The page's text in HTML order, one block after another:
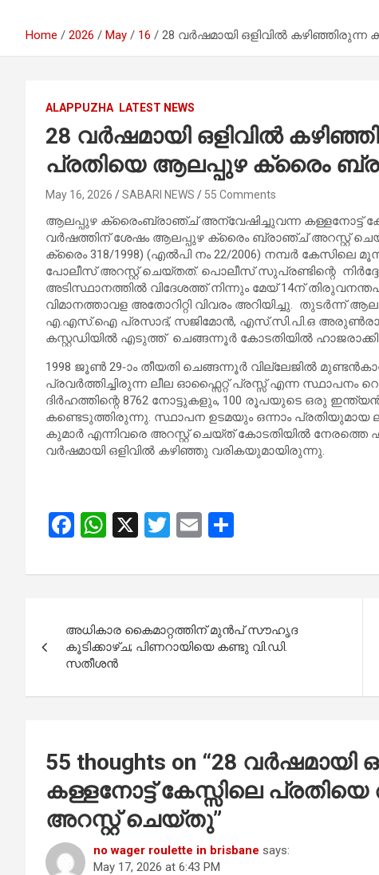
Home 2026 May 16 28 വർഷമായി ഒളിവിൽ
ALAPPUZHA LATEST NEWS
28 വർഷമായി ഒളിവിൽ
പ്രതിയെ ആലപ്പുഴ ക്രൈം
May 16, 2026 SABARI NEWS 55 Comments
ആലപ്പുഴ ക്രൈംബ്രാഞ്ച് അന്വേഷിച്ചുവന്ന കള്ളനോട്ട്
വർഷത്തിന് ശേഷം ആലപ്പുഴ ക്രൈം ബ്രാഞ്ച് അറസ്റ്റ്
ക്രൈം 318/1998) (എൽപി നം 22/2006) നമ്പർ കേസിലെ
പോലീസ് അറസ്റ്റ് ചെയ്തത്. പൊലീസ് സുപ്രണ്ടിന്റെ
അടിസ്ഥാനത്തിൽ വിദേശത്ത് നിന്നും മേയ് 14ന്
വിമാനത്താവള അതോറിറ്റി വിവരം അറിയിച്ചു.
എ.എസ്.ഐ പ്രസാദ്, സജിമോൻ, എസ്.സി.പി.ഒ അരുൺരാജ്,
കസ്റ്റഡിയിൽ എടുത്ത് ചെങ്ങന്നൂർ കോടതിയിൽ
1998 ജൂൺ 29-ാം തീയതി ചെങ്ങന്നൂർ വില്ലേജിൽ
പ്രവർത്തിച്ചിരുന്ന ലീല ഓഫ്സൈറ്റ് പ്രസ്സ് എന്ന സ്ഥാപനം
ദിർഹത്തിന്റെ 8762 നോട്ടുകളും, 100 രൂപയുടെ ഒരു
കണ്ടെടുത്തിരുന്നു. സ്ഥാപന ഉടമയും ഒന്നാം പ്രതിയുമായ
കുമാർ എന്നിവരെ അറസ്റ്റ് ചെയ്ത് കോടതിയിൽ നേരത്തെ
വർഷമായി ഒളിവിൽ കഴിഞ്ഞു വരികയുമായിരുന്നു.
F
ce
o
o
k
W
at
A
p
p
X
T
tt
E
ail ar
navigation
അധികാര കൈമാറ്റത്തിന് മുൻപ് സൗഹൃദ
കൂടിക്കാഴ്ച; പിണറായിയെ കണ്ടു വി.ഡി.
സതീശൻ
55 thoughts on “28 വർഷമായി
കള്ളനോട്ട് കേസ്സിലെ
അറസ്റ്റ് ചെയ്തു”
no wager roulette in brisbane says:
May 17, 2026 at 6:43 PM